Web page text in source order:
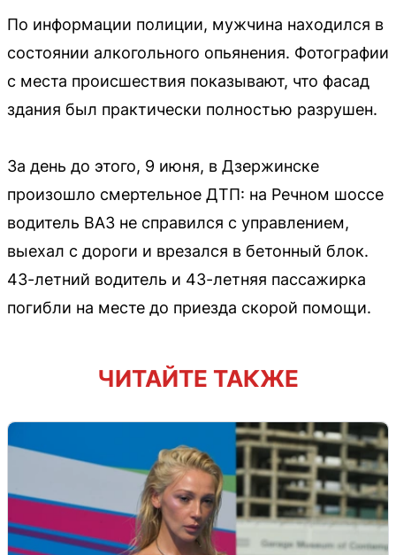
По информации полиции, мужчина находился в
состоянии алкогольного опьянения. Фотографии
с места происшествия показывают, что фасад
здания был практически полностью разрушен.
За день до этого, 9 июня, в Дзержинске
произошло смертельное ДТП: на Речном шоссе
водитель ВАЗ не справился с управлением,
выехал с дороги и врезался в бетонный блок.
43-летний водитель и 43-летняя пассажирка
погибли на месте до приезда скорой помощи.
ЧИТАЙТЕ ТАКЖЕ